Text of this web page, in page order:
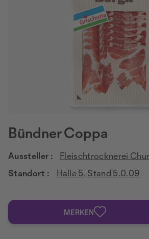
Bündner Coppa
Aussteller :
Fleischtrocknerei
Standort :
Halle 5, Stand 5.0.09
MERKEN